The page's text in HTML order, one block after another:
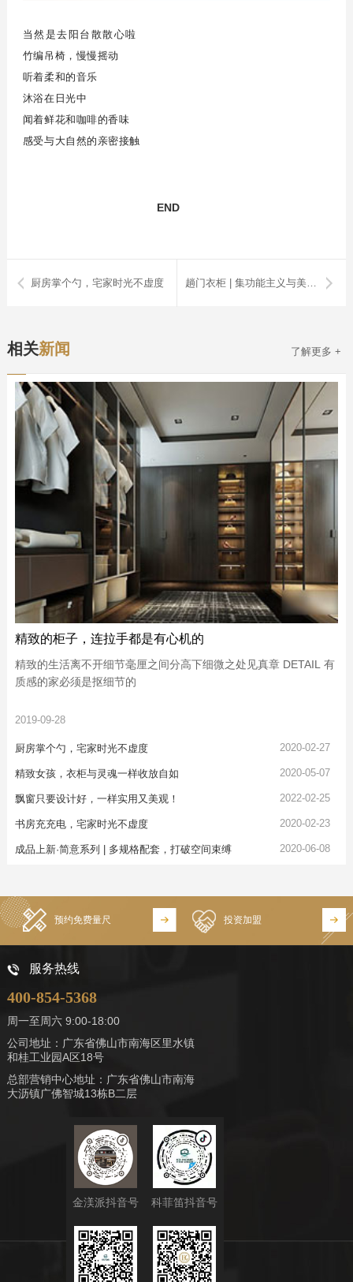
当然是去阳台散散心啦
竹编吊椅，慢慢摇动
听着柔和的音乐
沐浴在日光中
闻着鲜花和咖啡的香味
感受与大自然的亲密接触
END
厨房掌个勺，宅家时光不虚度 趟门衣柜 | 集功能主义与美学理念于一身
相关新闻 了解更多 +
精致的柜子，连拉手都是有心机的
精致的生活离不开细节毫厘之间分高下细微之处见真章 DETAIL 有
质感的家必须是抠细节的
2019-09-28
厨房掌个勺，宅家时光不虚度 2020-02-27
精致女孩，衣柜与灵魂一样收放自如 2020-05-07
飘窗只要设计好，一样实用又美观！ 2022-02-25
书房充充电，宅家时光不虚度 2020-02-23
成品上新·简意系列 | 多规格配套，打破空间束缚 2020-06-08
预约免费量尺 投资加盟
服务热线
400-854-5368
周一至周六 9:00-18:00
公司地址：广东省佛山市南海区里水镇
和桂工业园A区18号
总部营销中心地址：广东省佛山市南海
大沥镇广佛智城13栋B二层
金渼派抖音号 科菲笛抖音号